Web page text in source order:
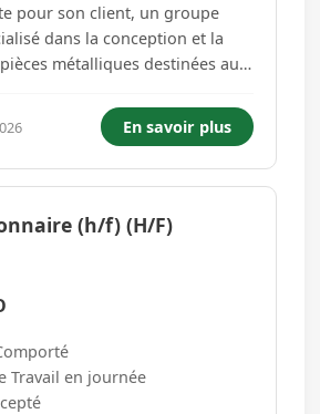
pour son client, un groupe
dans la conception et la
métalliques destinées aux
Chargé de projet HSE F/H en
juillet 2027, basé proche de
Le Chef...
En savoir plus
(h/f) (H/F)
Travail en journée